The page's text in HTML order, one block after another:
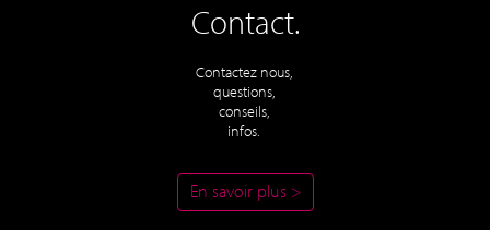
Contact.
Contactez nous,
questions,
conseils,
infos.
En savoir plus >